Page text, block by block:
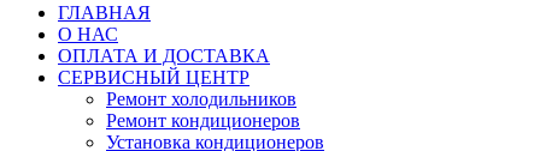
ГЛАВНАЯ
О НАС
ОПЛАТА И ДОСТАВКА
СЕРВИСНЫЙ ЦЕНТР
Ремонт холодильников
Ремонт кондиционеров
Установка кондиционеров